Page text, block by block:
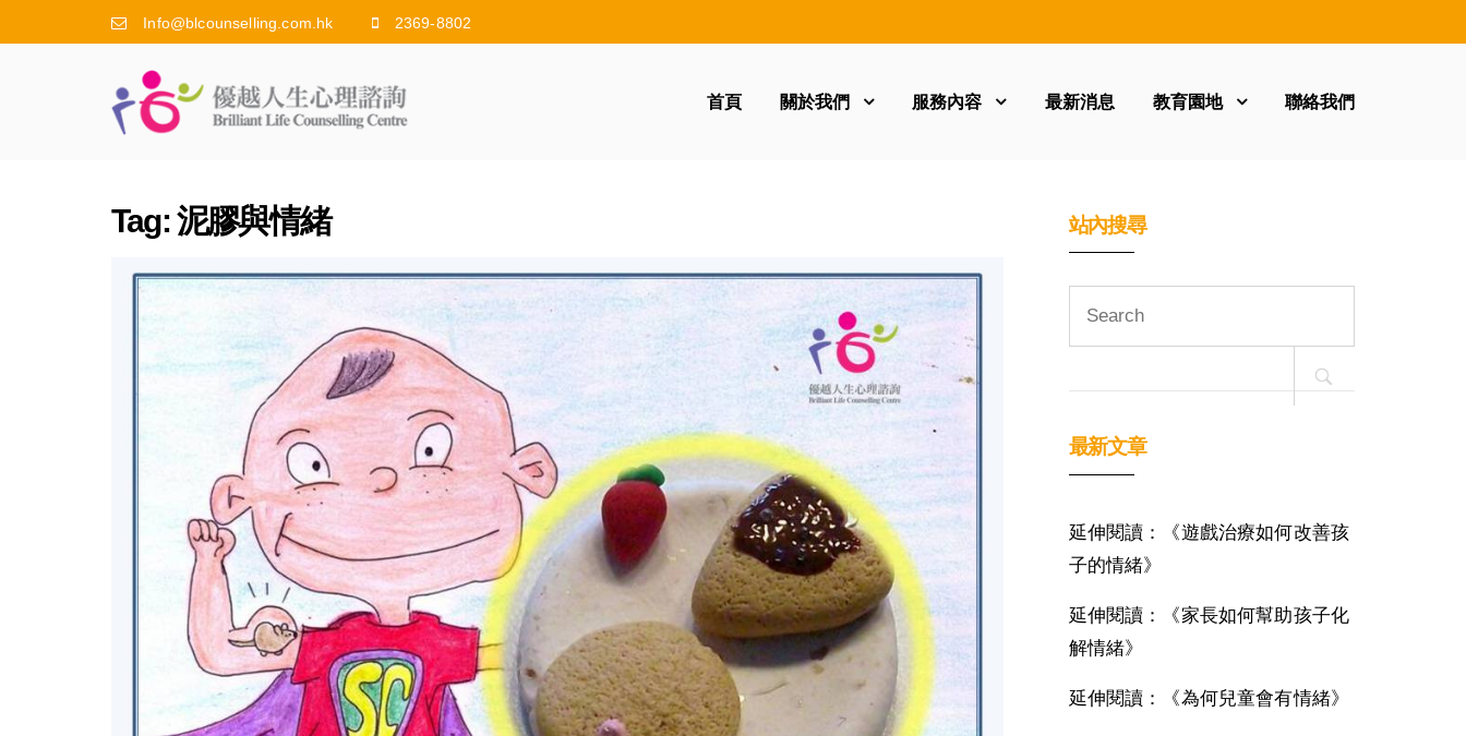
Info@blcounselling.com.hk 2369-8802
首頁 關於我們 服務內容 最新消息 教育園地 聯絡我們
Tag:泥膠與情緒 站內搜尋
最新文章
延伸閱讀：《遊戲治療如何改善孩
子的情緒》
延伸閱讀：《家長如何幫助孩子化
解情緒》
延伸閱讀：《為何兒童會有情緒》